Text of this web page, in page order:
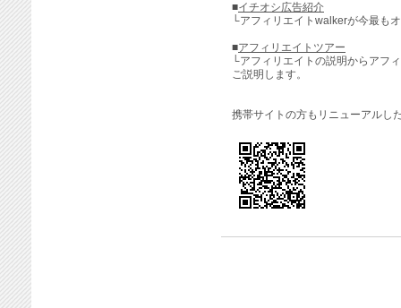
■イチオシ広告紹介
└アフィリエイトwalkerが今最も
■アフィリエイトツアー
└アフィリエイトの説明からアフ
ご説明します。
携帯サイトの方もリニューアルし